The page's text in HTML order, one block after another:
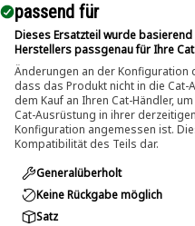
The Pin Driver is used
activities where large pins
assemblies and applied
out using controlled force.
passend für​
Dieses Ersatzteil wurde
Herstellers passgenau für Ihre
Änderungen an der Konfiguration
dass das Produkt nicht in die
dem Kauf an Ihren Cat-Händler,
Cat-Ausrüstung in ihrer
Konfiguration angemessen ist.
Kompatibilität des Teils dar.
Generalüberholt
Keine Rückgabe möglich
Satz